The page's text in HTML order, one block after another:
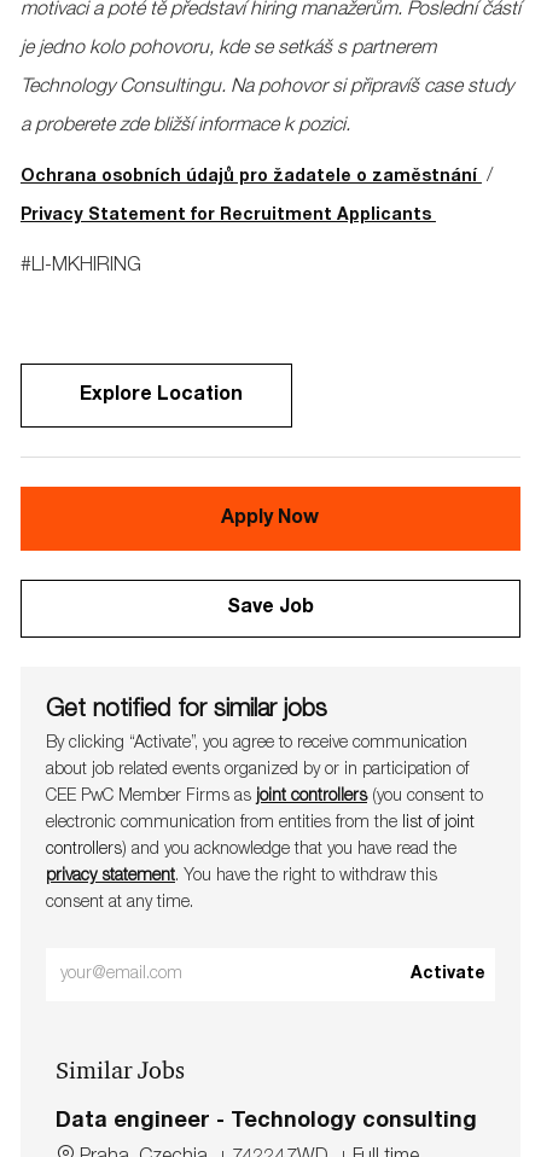
motivaci a poté tě představí hiring manažerům. Poslední částí
je jedno kolo pohovoru, kde se setkáš s partnerem
Technology Consultingu. Na pohovor si připravíš case study
a proberete zde bližší informace k pozici.
Ochrana osobních údajů pro žadatele o zaměstnání /
Privacy Statement for Recruitment Applicants
#LI-MKHIRING
Explore Location
Apply Now
Save Job
Get notified for similar jobs
By clicking “Activate”, you agree to receive communication
about job related events organ​​​​​​​ized by or in participation of
CEE PwC Member Firms as joint controllers(you consent to
electronic communication from entities from the list of joint
controllers) and you acknowledge that you have read the
privacy statement. You have the right to withdraw this
consent at any time.
Enter
(Required)
Activate
Similar Jobs
Data engineer - Technology consulting